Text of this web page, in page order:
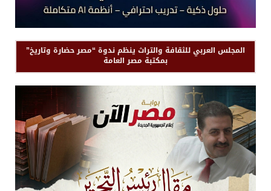
المجلس العربي للثقافة والتراث ينظم ندوة “مصر حضارة وتاريخ”
بمكتبة مصر العامة